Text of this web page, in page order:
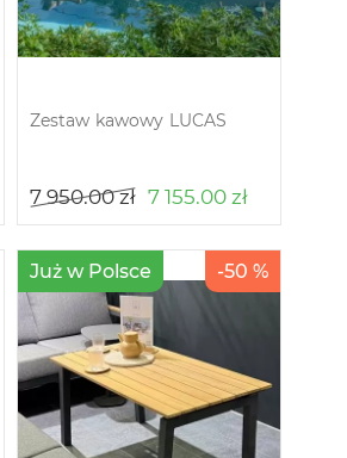
Zestaw kawowy LUCAS
7 950.00zł 7 155.00 zł
Już w Polsce -50 %